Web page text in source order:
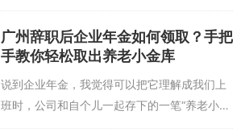
的政策依据，主要就是《住房公积金管理条
例》和广州市的具体实施办法。这些文件不是
摆设，它们实实在在地规定了，公积金除了用
广州辞职后企业年金如何领取？手把
手教你轻松取出养老小金库
说到企业年金，我觉得可以把它理解成我们上
班时，公司和自个儿一起存下的一笔“养老小金
库”。每个月，公司会从我的工资里扣一点，公